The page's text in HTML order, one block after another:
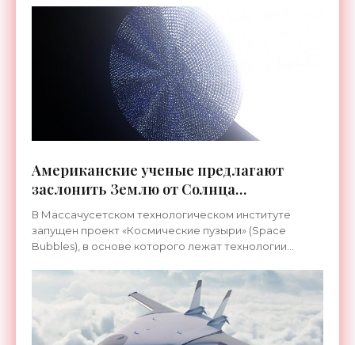
Американские ученые предлагают
заслонить Землю от Солнца
гигантскими пузырями - «Космос»
В Массачусетском технологическом институте
запущен проект «Космические пузыри» (Space
Bubbles), в основе которого лежат технологии
только в теории и